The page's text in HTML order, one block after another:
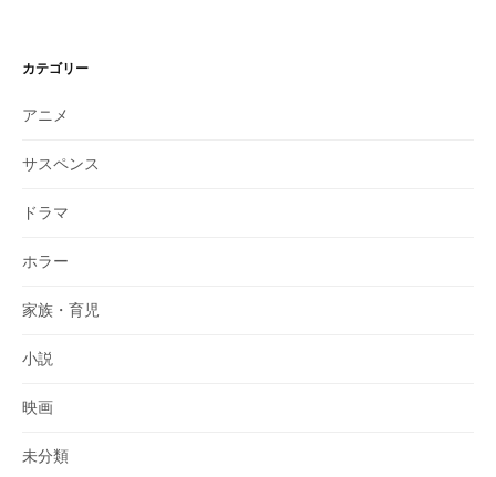
カテゴリー
アニメ
サスペンス
ドラマ
ホラー
家族・育児
小説
映画
未分類